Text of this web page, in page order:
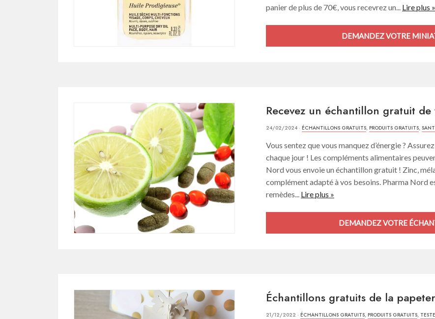
panier de plus de 70€, vous recevrez un... Lire plus »
DEMANDEZ VOTRE
Recevez un échantillon gratuit de
24/02/2024 · ÉCHANTILLONS GRATUITS, PRODUITS GRATUITS,
Vous sentez que vous manquez d’énergie ?
chaque jour ! Les compléments alimentaires
Nord vous envoie un échantillon gratuit ! Zinc,
complément adapté à vos besoins. Pharma Nord
remèdes... Lire plus »
DEMANDEZ VOTRE
Échantillons gratuits de la
21/12/2022 · ÉCHANTILLONS GRATUITS, PRODUITS GRATUITS,